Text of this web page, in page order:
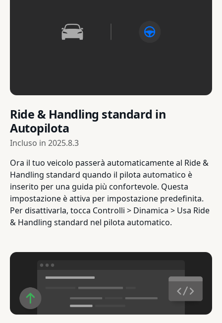
Ride & Handling standard in
Autopilota
Incluso in 2025.8.3
Ora il tuo veicolo passerà automaticamente al Ride &
Handling standard quando il pilota automatico è
inserito per una guida più confortevole. Questa
impostazione è attiva per impostazione predefinita.
Per disattivarla, tocca Controlli > Dinamica > Usa Ride
& Handling standard nel pilota automatico.